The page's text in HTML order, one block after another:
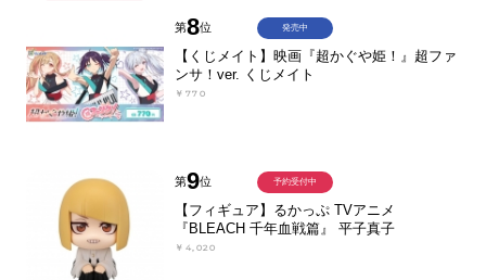
第8位
【くじメイト】映画『超かぐや姫！』超ファ
ンサ！ver. くじメイト
￥770
発売中
第9位
【フィギュア】るかっぷ TVアニメ
『BLEACH 千年血戦篇』 平子真子
￥4,020
予約受付中